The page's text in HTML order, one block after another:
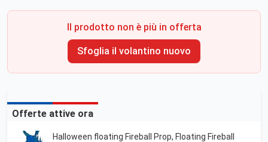
Il prodotto non è più in offerta
Sfoglia il volantino nuovo
Offerte attive ora
Halloween floating Fireball Prop, Floating Fireball